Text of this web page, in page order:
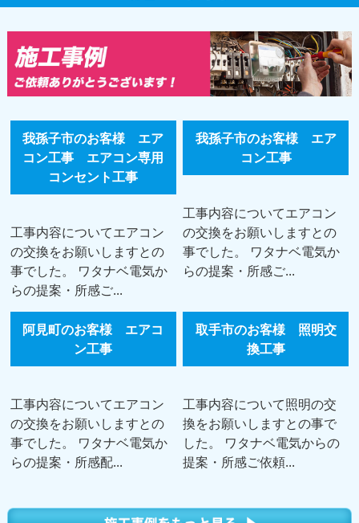
我孫子市のお客様 エア
コン工事 エアコン専用
コンセント工事
工事内容についてエアコン
の交換をお願いしますとの
事でした。 ワタナベ電気か
らの提案・所感ご...
我孫子市のお客様 エア
コン工事
工事内容についてエアコン
の交換をお願いしますとの
事でした。 ワタナベ電気か
らの提案・所感ご...
阿見町のお客様 エアコ
ン工事
工事内容についてエアコン
の交換をお願いしますとの
事でした。 ワタナベ電気か
らの提案・所感配...
取手市のお客様 照明交
換工事
工事内容について照明の交
換をお願いしますとの事で
した。 ワタナベ電気からの
提案・所感ご依頼...